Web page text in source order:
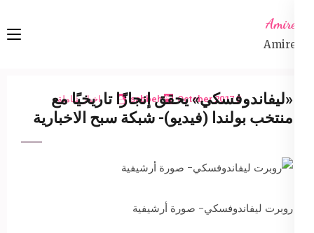
content
Enter)
Amireta
Amireta
5 October 2017
sabbeh اخبار شاملة
«ليفاندوفسكي» يحقق إنجازًا تاريخيًا مع
منتخب بولندا (فيديو)- شبكة سبح الاخبارية
روبرت ليفاندوفسكي- صورة أرشيفية